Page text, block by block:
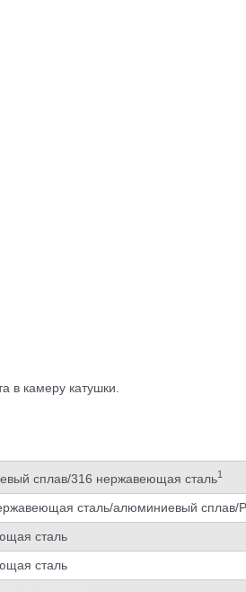
в камеру катушки.
сплав/316 нержавеющая сталь1
сталь/алюминиевый сплав/
сталь
сталь